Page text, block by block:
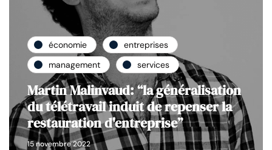
économie
entreprises
management
services
Martin Malinvaud: “la généralisation
du télétravail induit de repenser la
restauration d'entreprise”
15 novembre 2022